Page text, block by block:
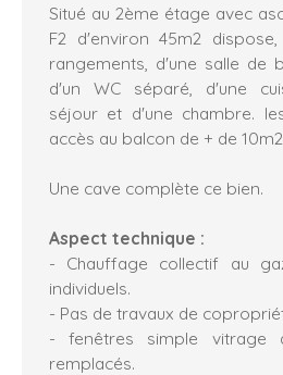
Situé au 2ème étage avec
F2 d'environ 45m2
rangements, d'une salle de
d'un WC séparé, d'une
séjour et d'une chambre.
accès au balcon de + de
Une cave complète ce bien.
Aspect technique :
- Chauffage collectif au
individuels.
- Pas de travaux de
- fenêtres simple vitrage
remplacés.